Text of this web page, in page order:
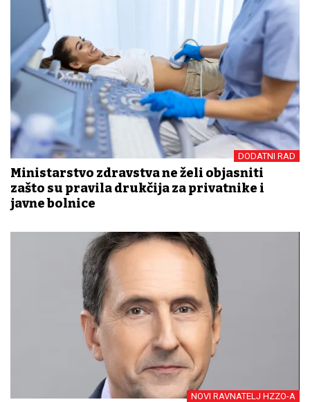
DODATNI RAD
Ministarstvo zdravstva ne želi objasniti
zašto su pravila drukčija za privatnike i
javne bolnice
NOVI RAVNATELJ HZZO-A